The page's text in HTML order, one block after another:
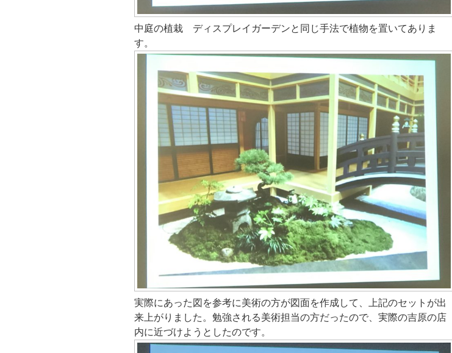
中庭の植栽 ディスプレイガーデンと同じ手法で植物を置いてありま
す。
実際にあった図を参考に美術の方が図面を作成して、上記のセットが出
来上がりました。勉強される美術担当の方だったので、実際の吉原の店
内に近づけようとしたのです。